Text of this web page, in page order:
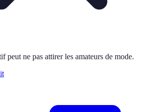
peut ne pas attirer les amateurs de mode.